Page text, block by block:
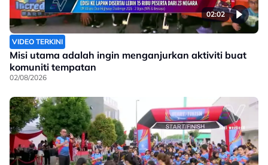
02:02
VIDEO TERKINI
Misi utama adalah ingin menganjurkan aktiviti buat
komuniti tempatan
02/08/2026